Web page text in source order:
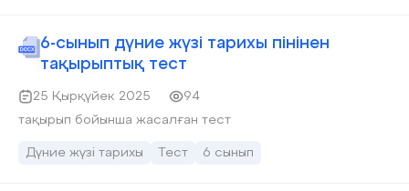
6-сынып дүние жүзі тарихы пінінен
тақырыптық тест
25 Қырқүйек 2025
94
тақырып бойынша жасалған тест
Дүние жүзі тарихы Тест 6 сынып